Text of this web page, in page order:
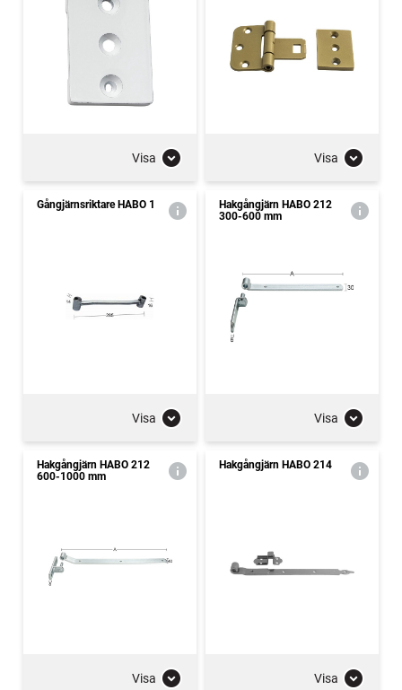
Visa Visa
Gångjärnsriktare HABO 1
Visa
Hakgångjärn HABO 212
300-600 mm
Visa
Hakgångjärn HABO 212
600-1000 mm
Visa
Hakgångjärn HABO 214
Visa